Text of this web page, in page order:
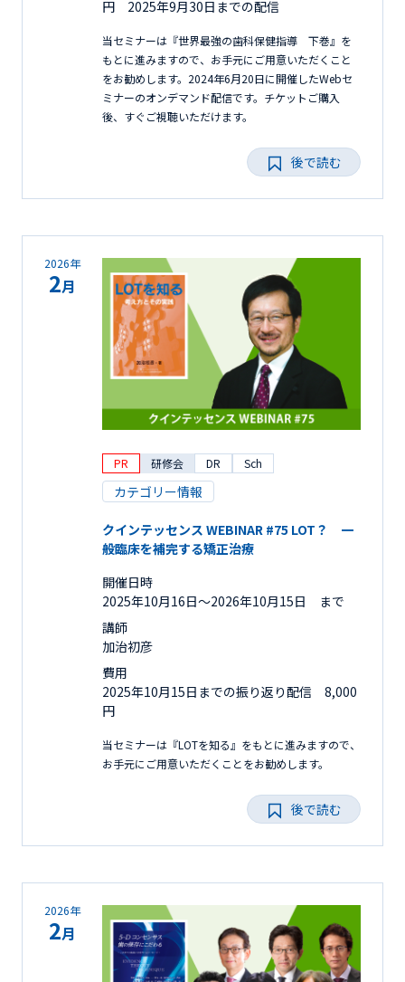
円 2025年9月30日までの配信
当セミナーは『世界最強の歯科保健指導 下巻』を
もとに進みますので、お手元にご用意いただくこと
をお勧めします。2024年6月20日に開催したWebセ
ミナーのオンデマンド配信です。チケットご購入
後、すぐご視聴いただけます。
後で読む
2026年
2月
PR 研修会 DR Sch
カテゴリー情報
クインテッセンス WEBINAR #75 LOT？ 一
般臨床を補完する矯正治療
開催日時
2025年10月16日〜2026年10月15日 まで
講師
加治初彦
費用
2025年10月15日までの振り返り配信 8,000
円
当セミナーは『LOTを知る』をもとに進みますので、
お手元にご用意いただくことをお勧めします。
後で読む
2026年
2月